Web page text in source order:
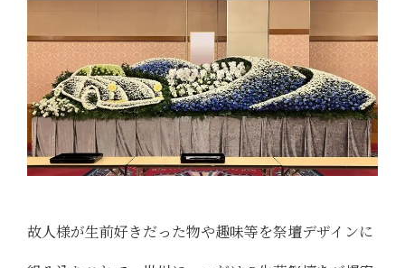
故人様が生前好きだった物や趣味等を祭壇デザインに